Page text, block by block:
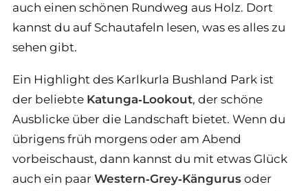
auch einen schönen Rundweg aus Holz. Dort
kannst du auf Schautafeln lesen, was es alles zu
sehen gibt.
Ein Highlight des Karlkurla Bushland Park ist
der beliebte Katunga‑Lookout, der schöne
Ausblicke über die Landschaft bietet. Wenn du
übrigens früh morgens oder am Abend
vorbeischaust, dann kannst du mit etwas Glück
auch ein paar Western‑Grey‑Kängurus oder